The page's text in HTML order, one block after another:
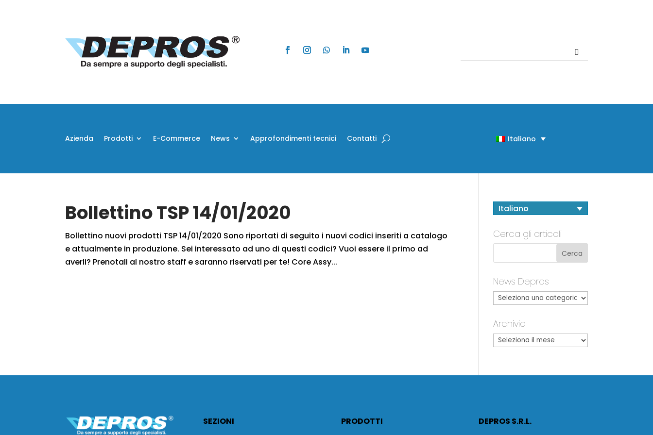
Azienda Prodotti E-Commerce News Approfondimenti tecnici Contatti Italiano
Bollettino TSP 14/01/2020
Bollettino nuovi prodotti TSP 14/01/2020 Sono riportati di seguito i nuovi codici inseriti a catalogo
e attualmente in produzione. Sei interessato ad uno di questi codici? Vuoi essere il primo ad
averli? Prenotali al nostro staff e saranno riservati per te! Core Assy...
Italiano
Cerca gli articoli
News Depros
Archivio
SEZIONI
PRODOTTI
DEPROS S.R.L.